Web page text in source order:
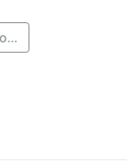
← Следователи выясняют причины недомогания детей на сборах под Нижним Новгородом